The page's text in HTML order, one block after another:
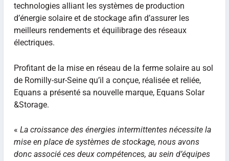
technologies alliant les systèmes de production
d’énergie solaire et de stockage afin d’assurer les
meilleurs rendements et équilibrage des réseaux
électriques.
Profitant de la mise en réseau de la ferme solaire au sol
de Romilly-sur-Seine qu’il a conçue, réalisée et reliée,
Equans a présenté sa nouvelle marque, Equans Solar
&Storage.
« La croissance des énergies intermittentes nécessite la
mise en place de systèmes de stockage, nous avons
donc associé ces deux compétences, au sein d’équipes